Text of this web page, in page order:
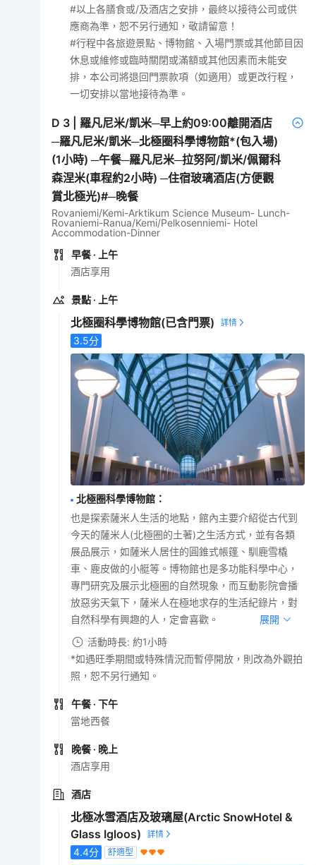
#以上各膳食或/及酒店之安排，最終以接待公司或供
應商為準，恕不另行通知，敬請留意！
#行程中各旅遊景點、博物館、入場門票或其他節目因
休息或維修或臨時關閉或滿額或其他因素而未能安
排，本公司將退回門票款項（如適用）或更改行程，
一切安排以當地接待為準。
D 3
羅凡尼米/凱米─早上約09:00離開酒店
─羅凡尼米/凱米─北極圈科學博物館*(包入場)
(1小時) ─午餐─羅凡尼米─拉努阿/凱米/佩爾科
森涅米(車程約2小時) ─住宿玻璃酒店(方便觀
賞北極光)#─晚餐
Rovaniemi/Kemi-Arktikum Science Museum- Lunch-
Rovaniemi-Ranua/Kemi/Pelkosenniemi- Hotel
Accommodation-Dinner
早餐 · 上午
酒店享用
景點 · 上午
北極圈科學博物館(已含門票)
3.5分
北極圈科學博物館 ：
也是探索薩米人生活的地點，館內主要介紹從古代到
今天的薩米人(北極圈的土著)之生活方式，並有各類
展品展示，如薩米人居住的圓錐式帳篷、馴鹿雪橇
車、鹿皮做的小艇等。博物館也是多功能科學中心，
專門研究及展示北極圈的自然現象，而互動影院會播
放惡劣天氣下，薩米人在極地求存的生活紀錄片，對
自然科學有興趣的人，定會喜歡。
展開
活動時長: 約1小時
*如遇旺季期間或特殊情況而暫停開放，則改為外觀拍
照，恕不另行通知。
午餐 · 下午
當地西餐
晚餐 · 晚上
酒店享用
酒店
北極冰雪酒店及玻璃屋(Arctic SnowHotel &
Glass Igloos)
4.4分 舒適型